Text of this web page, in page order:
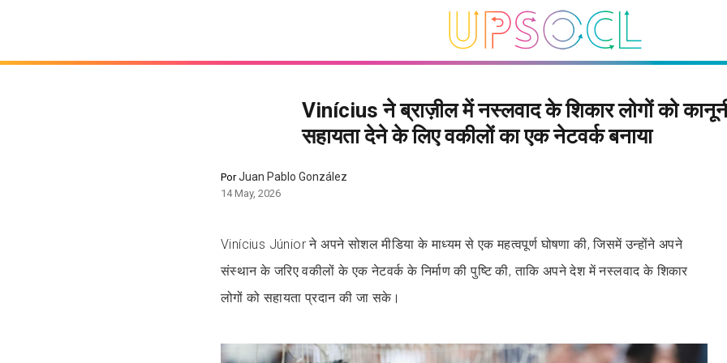
Vinícius ने ब्राज़ील में नस्लवाद के शिकार लोगों को
सहायता देने के लिए वकीलों का एक नेटवर्क बनाया
PorJuan Pablo González
14 May, 2026
Vinícius Júnior ने अपने सोशल मीडिया के माध्यम से एक महत्वपूर्ण घोषणा की, जिसमें उन्होंने अपने
संस्थान के जरिए वकीलों के एक नेटवर्क के निर्माण की पुष्टि की, ताकि अपने देश में नस्लवाद के शिकार
लोगों को सहायता प्रदान की जा सके।